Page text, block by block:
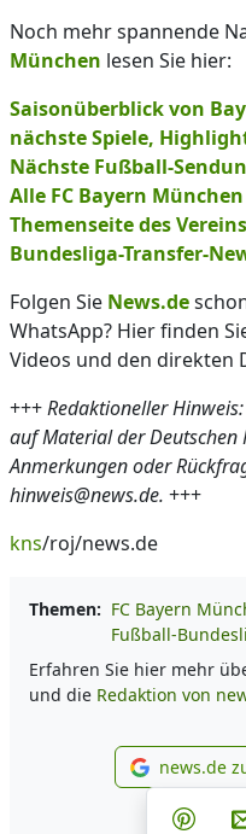
Noch mehr spannende
München lesen Sie hier:
Saisonüberblick von
nächste Spiele,
Nächste Fußball-
Alle FC Bayern
Themenseite des Vereins
Bundesliga-Transfer-
Folgen Sie News.de
WhatsApp? Hier finden
Videos und den direkten
+++Redaktioneller
auf Material der Deutschen
Anmerkungen oder
hinweis@news.de. +++
kns/roj/news.de
Themen: FC Bayern
Fußball-
Erfahren Sie hier mehr
und die Redaktion von
news.de